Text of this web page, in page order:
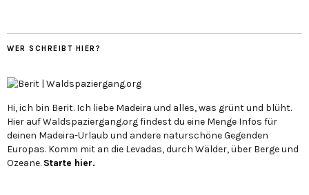
WER SCHREIBT HIER?
Hi, ich bin Berit. Ich liebe Madeira und alles, was grünt und blüht.
Hier auf Waldspaziergang.org findest du eine Menge Infos für
deinen Madeira-Urlaub und andere naturschöne Gegenden
Europas. Komm mit an die Levadas, durch Wälder, über Berge und
Ozeane. Starte hier.